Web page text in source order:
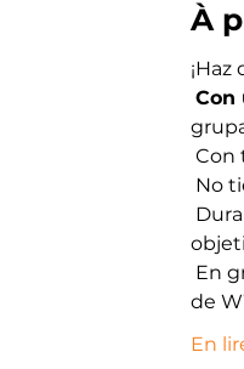
À
Con
Con
No
En
de
En